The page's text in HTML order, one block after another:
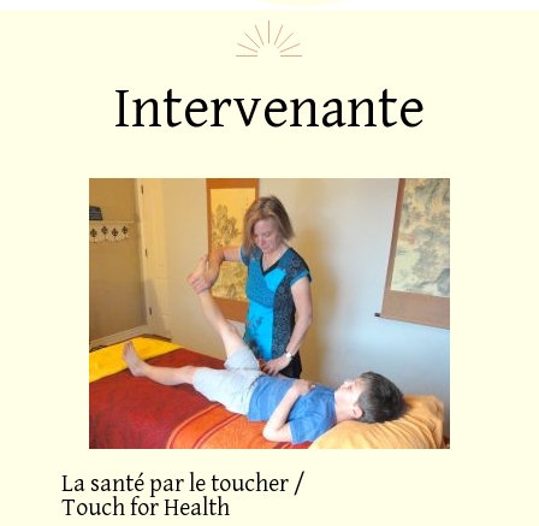
Intervenante
La santé par le toucher /
Touch for Health